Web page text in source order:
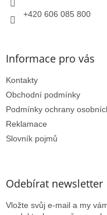
+420 606 085 800
Informace pro vás
Kontakty
Obchodní podmínky
Podmínky ochrany
Reklamace
Slovník pojmů
Odebírat newsletter
Vložte svůj e-mail a my